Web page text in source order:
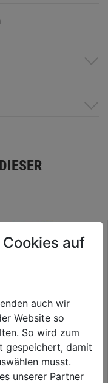
Knopfzelle
1B
auf
auch wir
Website so
So wird zum
gespeichert, damit
musst.
unserer Partner